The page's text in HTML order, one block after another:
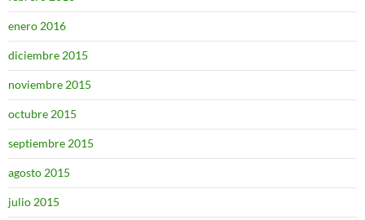
enero 2016
diciembre 2015
noviembre 2015
octubre 2015
septiembre 2015
agosto 2015
julio 2015